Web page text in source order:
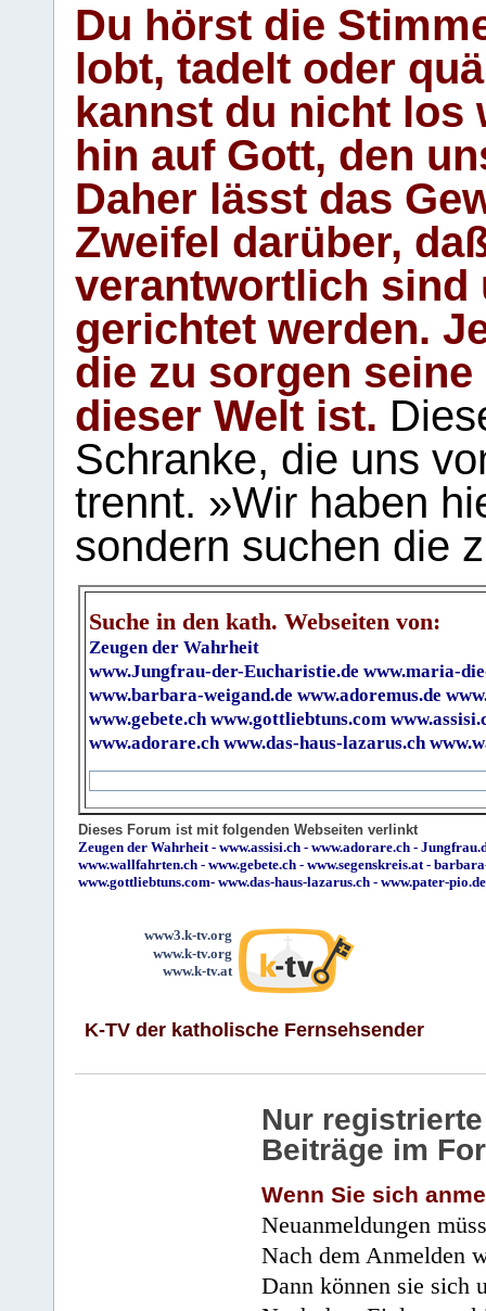
Du hörst die
lobt, tadelt oder
kannst du nicht los
hin auf Gott, den
Daher lässt das
Zweifel darüber,
verantwortlich sind
gerichtet werden.
die zu sorgen
dieser Welt ist.
Schranke, die uns
trennt. »Wir haben
sondern suchen die
Suche in den kath. Webseiten von:
Zeugen der Wahrheit
www.Jungfrau-der-Eucharistie.de www.maria-
www.barbara-weigand.de www.adoremus.de
www.gebete.ch www.gottliebtuns.com
www.adorare.ch www.das-haus-lazarus.ch
Dieses Forum ist mit folgenden Webseiten verlinkt
Zeugen der Wahrheit- www.assisi.ch - www.adorare.ch -
www.wallfahrten.ch - www.gebete.ch - www.segenskreis.at-
www.gottliebtuns.com- www.das-haus-lazarus.ch - www.pater-pio.de
www3.k-tv.org
www.k-tv.org
www.k-tv.at
K-TV der katholische Fernsehsender
Nur
Beiträge im
Wenn Sie sich
Neuanmeldungen
Nach dem Anmelden
Dann können sie sich